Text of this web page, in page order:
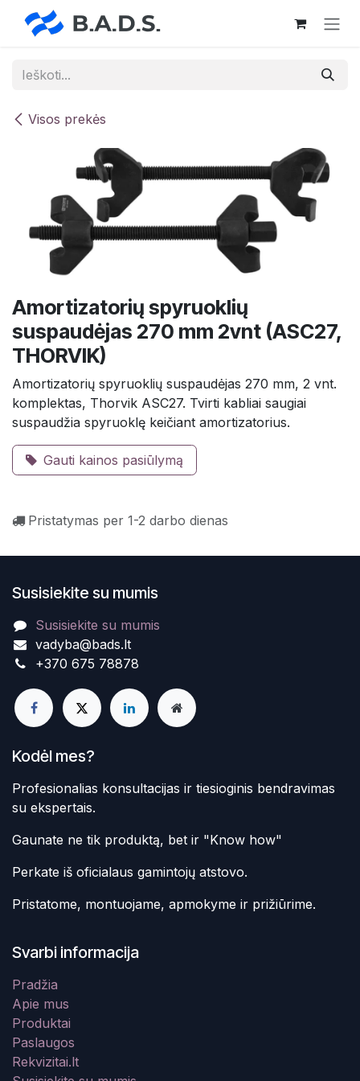
Skip to Content
Visos prekės
Amortizatorių spyruoklių
suspaudėjas 270 mm 2vnt (ASC27,
THORVIK)
Amortizatorių spyruoklių suspaudėjas 270 mm, 2 vnt.
komplektas, Thorvik ASC27. Tvirti kabliai saugiai
suspaudžia spyruoklę keičiant amortizatorius.
Gauti kainos pasiūlymą
Pristatymas per 1-2 darbo dienas
Susisiekite su mumis
Susisiekite su mumis
vadyba@bads.lt
+370 675 78878
Kodėl mes?
Profesionalias konsultacijas ir tiesioginis bendravimas
su ekspertais.
Gaunate ne tik produktą, bet ir "Know how"
Perkate iš oficialaus gamintojų atstovo.
Pristatome, montuojame, apmokyme ir prižiūrime.
Svarbi informacija
Pradžia
Apie mus
Produktai
Paslaugos
Rekvizitai.lt